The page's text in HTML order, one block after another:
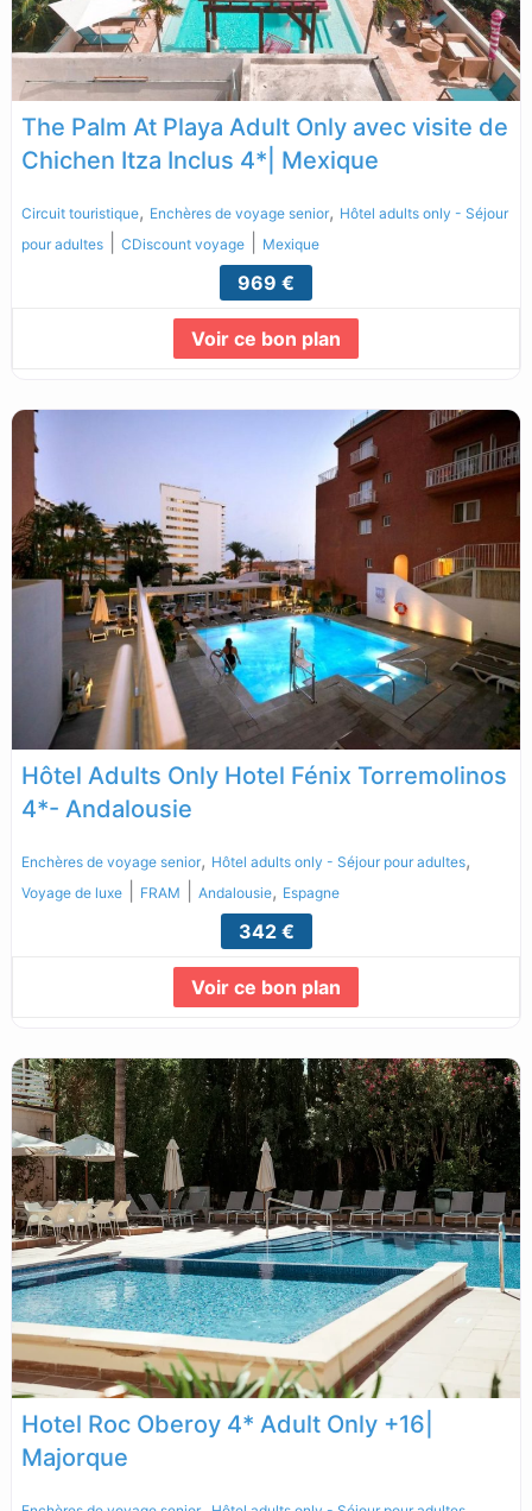
The Palm At Playa Adult Only avec visite de
Chichen Itza Inclus 4*| Mexique
Circuit touristique, Enchères de voyage senior, Hôtel adults only - Séjour
pour adultes| CDiscount voyage| Mexique
969 €
Voir ce bon plan
Lire la suite...
Hôtel Adults Only Hotel Fénix Torremolinos
4*- Andalousie
Enchères de voyage senior, Hôtel adults only - Séjour pour adultes,
Voyage de luxe| FRAM Andalousie, Espagne
342 €
Voir ce bon plan
Lire la suite...
Hotel Roc Oberoy 4* Adult Only +16|
Majorque